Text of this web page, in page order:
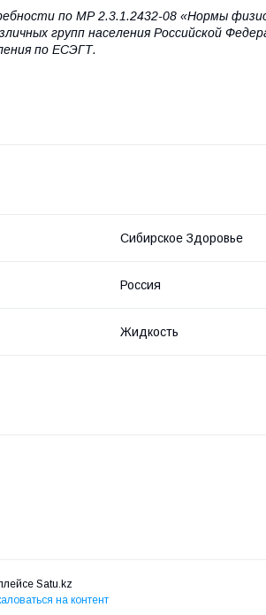
по МР 2.3.1.2432-08 «Нормы
групп населения Российской
по ЕСЭГТ.
Сибирское Здоровье
Россия
Жидкость
Satu.kz
на контент